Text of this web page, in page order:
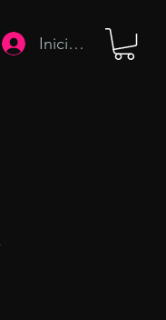
Iniciar sesión